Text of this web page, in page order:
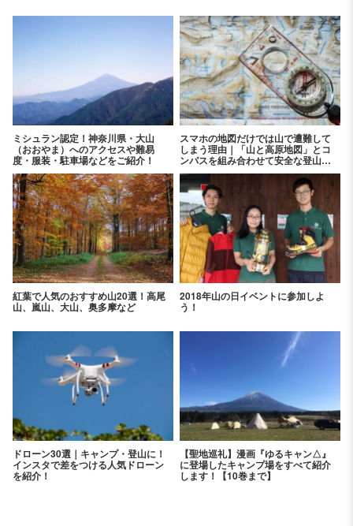
ミシュラン認定！神奈川県・大山
（おおやま）へのアクセスや難易
度・服装・駐車場などをご紹介！
スマホの地図だけでは山で遭難して
しまう理由｜「山と高原地図」とコ
ンパスを組み合わせて安全な登山を
楽しもう
紅葉で人気のおすすめ山20選！高尾
山、嵐山、大山、奥多摩など
2018年山の日イベントに参加しよ
う！
ドローン30選｜キャンプ・登山に！
インスタで差をつける人気ドローン
を紹介！
【聖地巡礼】漫画『ゆるキャン△』
に登場したキャンプ場をすべて紹介
します！【10巻まで】